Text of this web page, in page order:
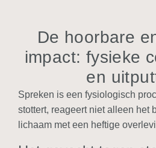
De hoorbare
impact: fysieke
en
Spreken is een fysiologisch
stottert, reageert niet alleen het
lichaam met een heftige